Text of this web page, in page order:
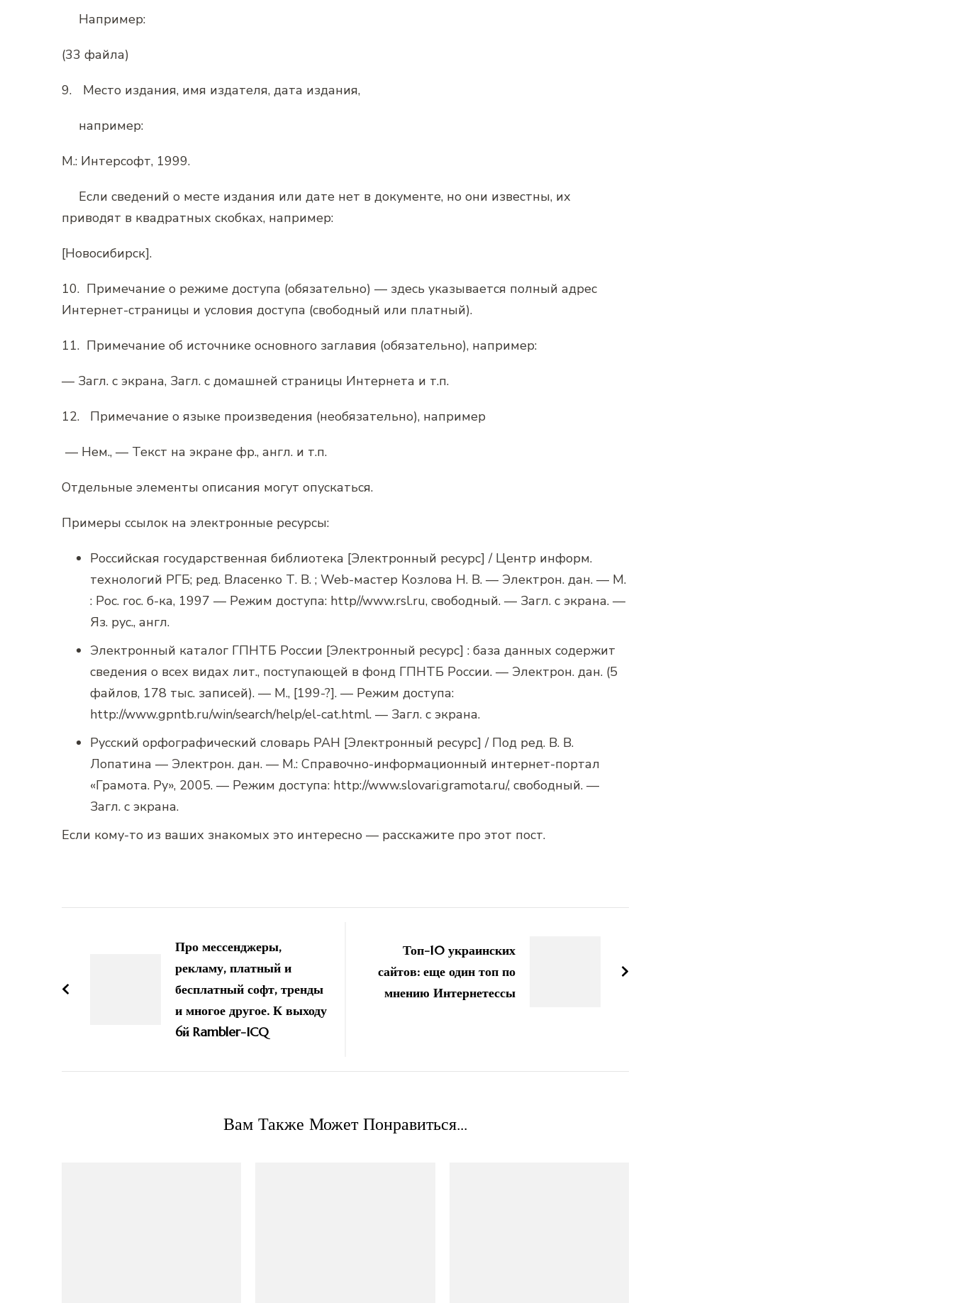
Например:
(33 файла)
9. Место издания, имя издателя, дата издания,
например:
М.: Интерсофт, 1999.
Если сведений о месте издания или дате нет в документе, но они известны, их
приводят в квадратных скобках, например:
[Новосибирск].
10. Примечание о режиме доступа (обязательно) — здесь указывается полный адрес
Интернет-страницы и условия доступа (свободный или платный).
11. Примечание об источнике основного заглавия (обязательно), например:
— Загл. с экрана, Загл. с домашней страницы Интернета и т.п.
12. Примечание о языке произведения (необязательно), например
— Нем., — Текст на экране фр., англ. и т.п.
Отдельные элементы описания могут опускаться.
Примеры ссылок на электронные ресурсы:
Российская государственная библиотека [Электронный ресурс] / Центр информ.
технологий РГБ; ред. Власенко Т. В. ; Web-мастер Козлова Н. В. — Электрон. дан. — М.
: Рос. гос. б-ка, 1997 — Режим доступа: http//www.rsl.ru, свободный. — Загл. с экрана. —
Яз. рус., англ.
Электронный каталог ГПНТБ России [Электронный ресурс] : база данных содержит
сведения о всех видах лит., поступающей в фонд ГПНТБ России. — Электрон. дан. (5
файлов, 178 тыс. записей). — М., [199-?]. — Режим доступа:
http://www.gpntb.ru/win/search/help/el-cat.html. — Загл. с экрана.
Русский орфографический словарь РАН [Электронный ресурс] / Под ред. В. В.
Лопатина — Электрон. дан. — М.: Справочно-информационный интернет-портал
«Грамота. Ру», 2005. — Режим доступа: http://www.slovari.gramota.ru/, свободный. —
Загл. с экрана.
Если кому-то из ваших знакомых это интересно — расскажите про этот пост.
записям
Про мессенджеры,
рекламу, платный и
бесплатный софт, тренды
и многое другое. К выходу
6й Rambler-ICQ
Топ-10 украинских
сайтов: еще один топ по
мнению Интернетессы
Вам Также Может Понравиться...